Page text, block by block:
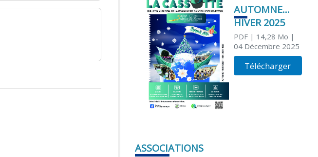
AUTOMNE
HIVER 2025
PDF| 14,28 Mo |
04 Décembre 2025
Télécharger
ASSOCIATIONS